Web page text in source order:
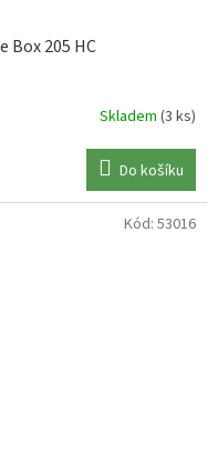
Box 205 HC
Skladem (3 ks)
Do košíku
Kód: 53016